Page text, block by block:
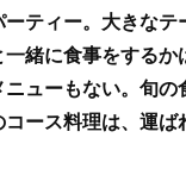
ティー。大きなテ
一緒に食事をするか
ニューもない。旬の
コース料理は、運